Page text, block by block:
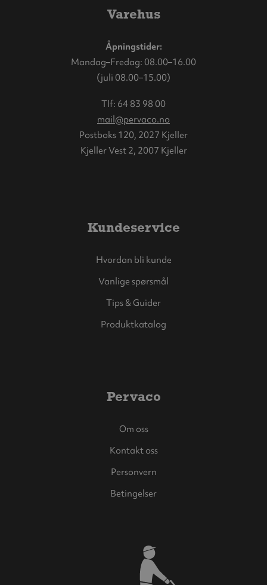
Varehus
Åpningstider:
Mandag–Fredag: 08.00–16.00
(juli 08.00–15.00)
Tlf: 64 83 98 00
mail@pervaco.no
Postboks 120, 2027 Kjeller
Kjeller Vest 2, 2007 Kjeller
Kundeservice
Hvordan bli kunde
Vanlige spørsmål
Tips & Guider
Produktkatalog
Pervaco
Om oss
Kontakt oss
Personvern
Betingelser